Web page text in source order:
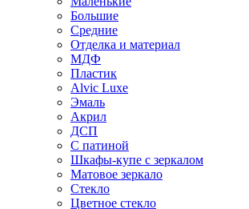
Большие
Средние
Отделка и материал
МДФ
Пластик
Alvic Luxe
Эмаль
Акрил
ДСП
С патиной
Шкафы-купе с зеркалом
Матовое зеркало
Стекло
Цветное стекло